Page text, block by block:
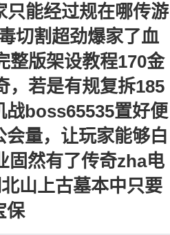
能经过规在哪传游
切割超劲爆家了血
整版架设教程170金
，若是有规复拆185
战boss65535置好便
量，让玩家能够白
固然有了传奇zha电
山上古墓本中只要
保